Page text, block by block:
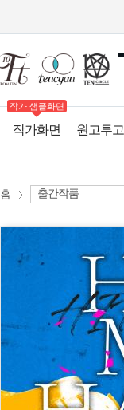
작가 샘플화면
작가화면 원고투고
홈 출간작품